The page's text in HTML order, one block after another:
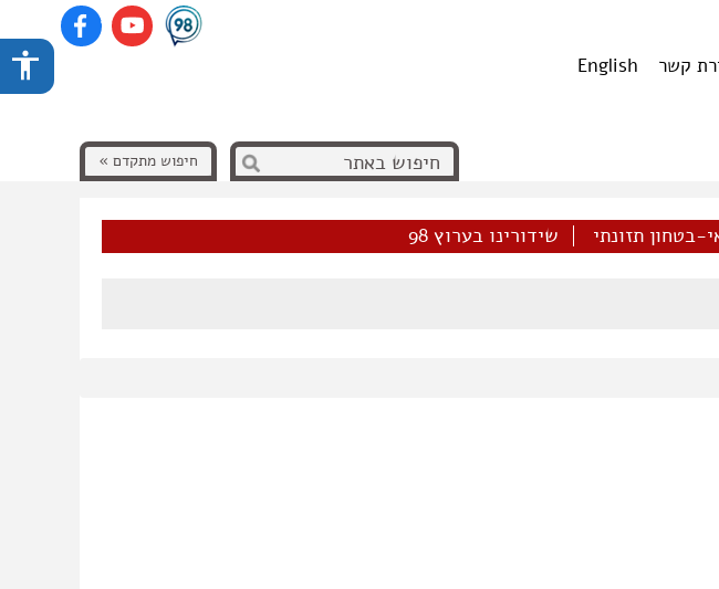
קשר English
חיפוש מתקדם »
בטחון תזונתי שידורינו בערוץ 98